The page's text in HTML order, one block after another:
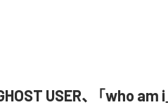
USER、「who am